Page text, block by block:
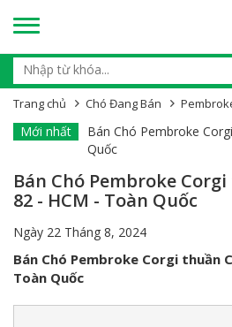
Trang chủ Chó Đang Bán
Mới nhất
Toàn
Bán Chó Pembroke
Quốc
Bán Chó Pembroke
82 - HCM - Toàn Quốc
Ngày 22 Tháng 8, 2024
Bán Chó Pembroke Corgi thuần
Toàn Quốc